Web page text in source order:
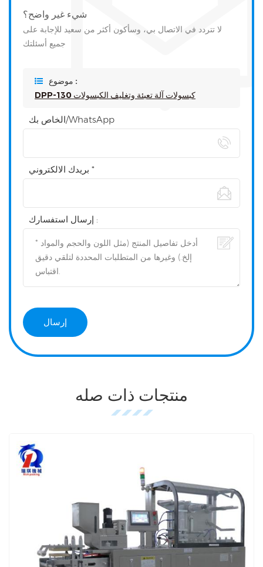
شيء غير واضح؟
لا تتردد في الاتصال بي، وسأكون أكثر من سعيد للإجابة على
جميع أسئلتك
موضوع :
DPP-130 كبسولات آلة تعبئة وتغليف الكبسولات
الخاص بك/WhatsApp
بريدك الالكتروني *
إرسال استفسارك :
منتجات ذات صله